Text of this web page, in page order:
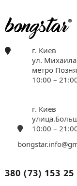
г. Киев
ул.
метро
10:00 –
г. Киев
10:00 –
380 (73) 153 25